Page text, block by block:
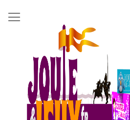
au
contenu